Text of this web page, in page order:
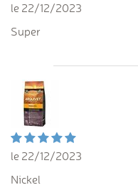
le 22/12/2023
Super
le 22/12/2023
Nickel